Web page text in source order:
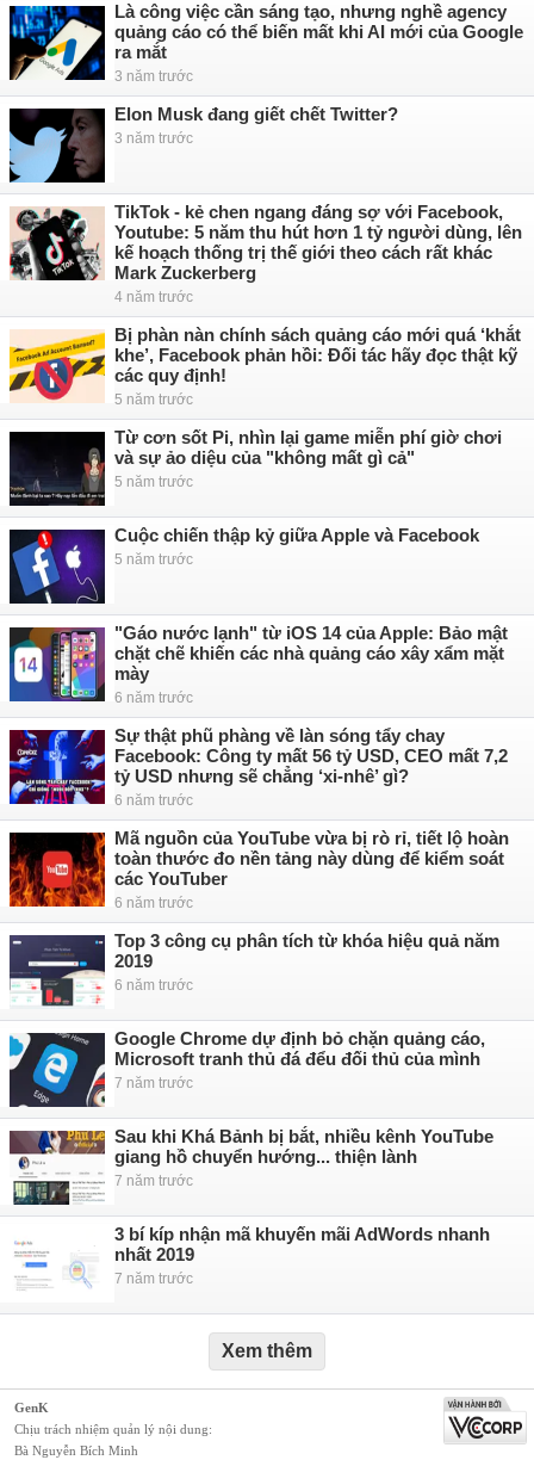
Là công việc cần sáng tạo, nhưng nghề agency
quảng cáo có thể biến mất khi AI mới của Google
ra mắt
3 năm trước
Elon Musk đang giết chết Twitter?
3 năm trước
TikTok - kẻ chen ngang đáng sợ với Facebook,
Youtube: 5 năm thu hút hơn 1 tỷ người dùng, lên
kế hoạch thống trị thế giới theo cách rất khác
Mark Zuckerberg
4 năm trước
Bị phàn nàn chính sách quảng cáo mới quá ‘khắt
khe’, Facebook phản hồi: Đối tác hãy đọc thật kỹ
các quy định!
5 năm trước
Từ cơn sốt Pi, nhìn lại game miễn phí giờ chơi
và sự ảo diệu của "không mất gì cả"
5 năm trước
Cuộc chiến thập kỷ giữa Apple và Facebook
5 năm trước
"Gáo nước lạnh" từ iOS 14 của Apple: Bảo mật
chặt chẽ khiến các nhà quảng cáo xây xẩm mặt
mày
6 năm trước
Sự thật phũ phàng về làn sóng tẩy chay
Facebook: Công ty mất 56 tỷ USD, CEO mất 7,2
tỷ USD nhưng sẽ chẳng ‘xi-nhê’ gì?
6 năm trước
Mã nguồn của YouTube vừa bị rò rỉ, tiết lộ hoàn
toàn thước đo nền tảng này dùng để kiểm soát
các YouTuber
6 năm trước
Top 3 công cụ phân tích từ khóa hiệu quả năm
2019
6 năm trước
Google Chrome dự định bỏ chặn quảng cáo,
Microsoft tranh thủ đá đểu đối thủ của mình
7 năm trước
Sau khi Khá Bảnh bị bắt, nhiều kênh YouTube
giang hồ chuyển hướng... thiện lành
7 năm trước
3 bí kíp nhận mã khuyến mãi AdWords nhanh
nhất 2019
7 năm trước
Xem thêm
GenK
Chịu trách nhiệm quản lý nội dung:
Bà Nguyễn Bích Minh